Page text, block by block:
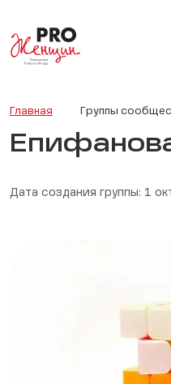
Главная Группы
Дата создания группы: 1